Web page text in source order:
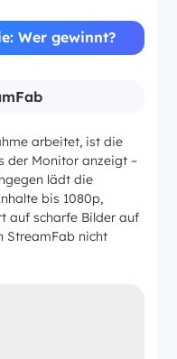
(Aufnahme läuft
parallel)
Diensten (z. B.
3,6 / 5
Abo ab ~€39,90/Jahr
oder Einmalkauf
~€56,80
Wer gewinnt?
arbeitet, ist die
der Monitor anzeigt –
lädt die
bis 1080p,
auf scharfe Bilder auf
StreamFab nicht